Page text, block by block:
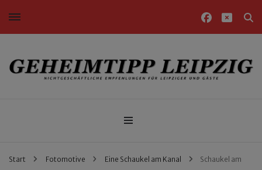
Nichtgeschäftliche Empfehlungen für Leipziger und Gäste
Start Fotomotive Eine Schaukel am Kanal
Schaukel am